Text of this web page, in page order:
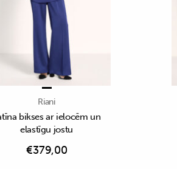
Riani
bikses ar ielocēm un
elastīgu jostu
€379,00